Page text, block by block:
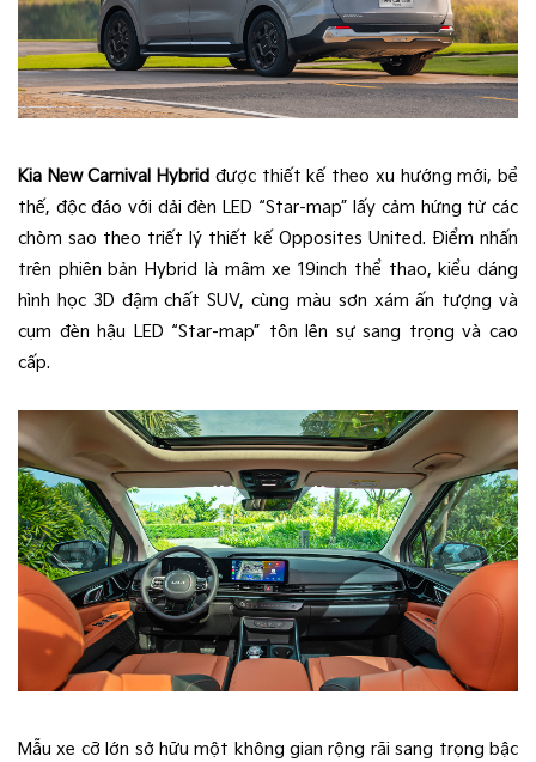
Kia New Carnival Hybrid được thiết kế theo xu hướng mới, bề
thế, độc đáo với dải đèn LED “Star-map” lấy cảm hứng từ các
chòm sao theo triết lý thiết kế Opposites United. Điểm nhấn
trên phiên bản Hybrid là mâm xe 19inch thể thao, kiểu dáng
hình học 3D đậm chất SUV, cùng màu sơn xám ấn tượng và
cụm đèn hậu LED “Star-map” tôn lên sự sang trọng và cao
cấp.
Mẫu xe cỡ lớn sở hữu một không gian rộng rãi sang trọng bậc